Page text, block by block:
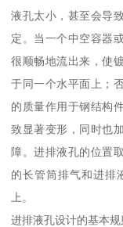
液孔太小，甚至会导
定。当一个中空容器
很顺畅地流出来，使
于同一个水平面上；
的质量作用于钢结构
致显著变形，同时也
障。进排液孔的位置
的长管筒排气和进排
上。
进排液孔设计的基本规